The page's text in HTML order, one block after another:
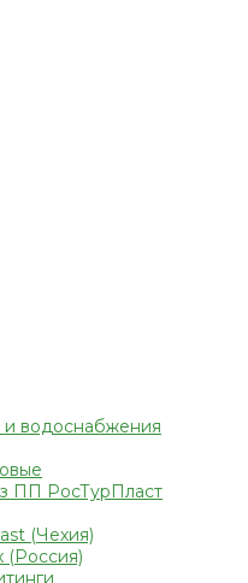
и водоснабжения
ПП РосТурПласт
(Чехия)
(Россия)